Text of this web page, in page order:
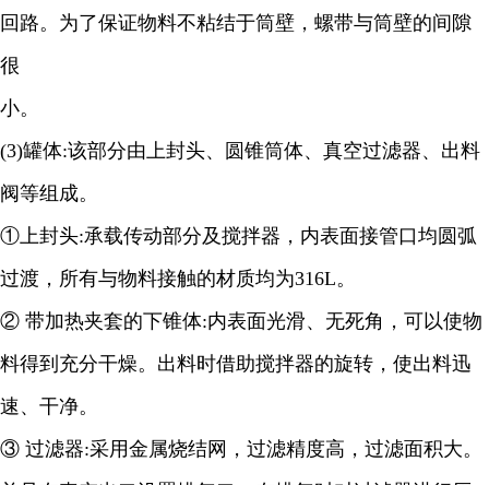
回路。为了保证物料不粘结于筒壁，螺带与筒壁的间隙
很
小。
(3)罐体:该部分由上封头、圆锥筒体、真空过滤器、出料
阀等组成。
①上封头:承载传动部分及搅拌器，内表面接管口均圆弧
过渡，所有与物料接触的材质均为316L。
② 带加热夹套的下锥体:内表面光滑、无死角，可以使物
料得到充分干燥。出料时借助搅拌器的旋转，使出料迅
速、干净。
③ 过滤器:采用金属烧结网，过滤精度高，过滤面积大。